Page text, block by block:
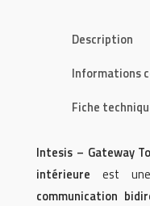
Description
Informations
Fiche
Intesis – Gateway
intérieure est
communication